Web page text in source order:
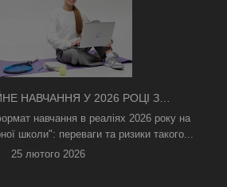
НАВЧАННЯ У 2026 РОЦІ З
СВІТЛА: ЯК АСИНХРОННИЙ
ОСВІТНІЙ ПРОЦЕС
навчання в реаліях 2026 року на
школи": переваги та ризики такого...
25 лютого 2026